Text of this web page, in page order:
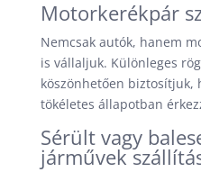
Motorkerékpár
Nemcsak autók, hanem
is vállaljuk. Különleges
köszönhetően biztosítjuk,
tökéletes állapotban
Sérült vagy
járművek